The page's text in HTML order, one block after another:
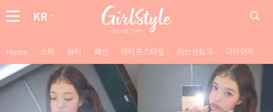
KR
Home 스타 뷰티 패션 라이프스타일 러브앤토크 다이어트